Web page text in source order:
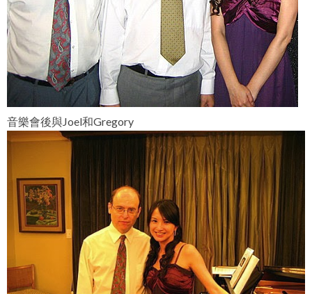
音樂會後與Joel和Gregory